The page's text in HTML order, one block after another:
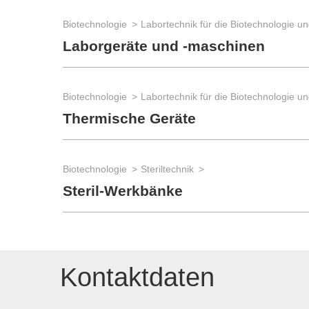
Biotechnologie
Laborgeräte und -maschinen
Biotechnologie
Thermische Geräte
Biotechnologie Steriltechnik
Steril-Werkbänke
Kontaktdaten